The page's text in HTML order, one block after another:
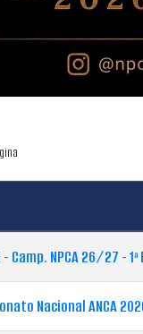
Camp. NPCA 26/27 -
Nacional ANCA